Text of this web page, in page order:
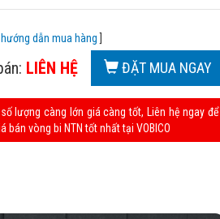
dẫn mua hàng
LIÊN HỆ ĐẶT MUA NGAY
số lượng càng lớn giá càng tốt, Liên hệ ngay để
bán vòng bi NTN tốt nhất tại VOBICO